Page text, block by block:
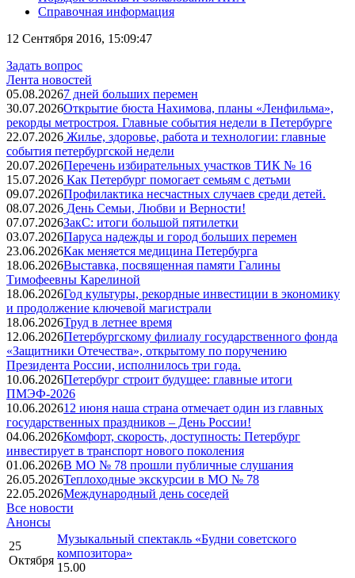
Справочная информация
12 Сентября 2016, 15:09:47
Задать вопрос
Лента новостей
05.08.20267 дней больших перемен
30.07.2026Открытие бюста Нахимова, планы «Ленфильма»,
рекорды метростроя. Главные события недели в Петербурге
22.07.2026 Жилье, здоровье, работа и технологии: главные
события петербургской недели
20.07.2026Перечень избирательных участков ТИК № 16
15.07.2026 Как Петербург помогает семьям с детьми
09.07.2026Профилактика несчастных случаев среди детей.
08.07.2026 День Семьи, Любви и Верности!
07.07.2026ЗакС: итоги большой пятилетки
03.07.2026Паруса надежды и город больших перемен
23.06.2026Как меняется медицина Петербурга
18.06.2026Выставка, посвященная памяти Галины
Тимофеевны Карелиной
18.06.2026Год культуры, рекордные инвестиции в экономику
и продолжение ключевой магистрали
18.06.2026Труд в летнее время
12.06.2026Петербургскому филиалу государственного фонда
«Защитники Отечества», открытому по поручению
Президента России, исполнилось три года.
10.06.2026Петербург строит будущее: главные итоги
ПМЭФ-2026
10.06.202612 июня наша страна отмечает один из главных
государственных праздников – День России!
04.06.2026Комфорт, скорость, доступность: Петербург
инвестирует в транспорт нового поколения
01.06.2026В МО № 78 прошли публичные слушания
26.05.2026Теплоходные экскурсии в МО № 78
22.05.2026Международный день соседей
Все новости
Анонсы
25
Октября
Музыкальный спектакль «Будни советского
композитора»
15.00